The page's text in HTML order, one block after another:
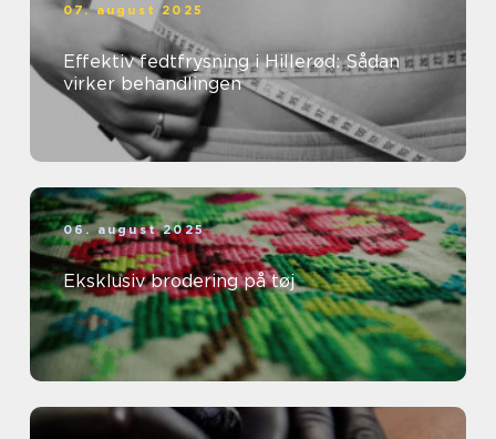
07. august 2025
Effektiv fedtfrysning i Hillerød: Sådan
virker behandlingen
06. august 2025
Eksklusiv brodering på tøj